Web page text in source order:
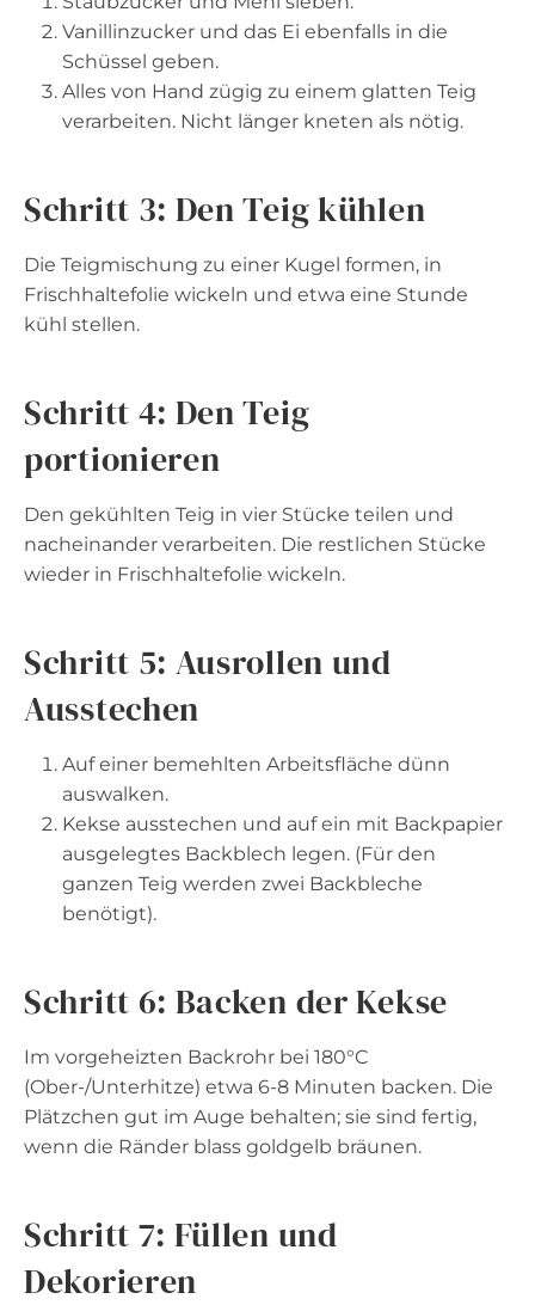
Vanillinzucker und das Ei ebenfalls in die
Schüssel geben.
Alles von Hand zügig zu einem glatten Teig
verarbeiten. Nicht länger kneten als nötig.
Schritt 3: Den Teig kühlen
Die Teigmischung zu einer Kugel formen, in
Frischhaltefolie wickeln und etwa eine Stunde
kühl stellen.
Schritt 4: Den Teig
portionieren
Den gekühlten Teig in vier Stücke teilen und
nacheinander verarbeiten. Die restlichen Stücke
wieder in Frischhaltefolie wickeln.
Schritt 5: Ausrollen und
Ausstechen
Auf einer bemehlten Arbeitsfläche dünn
auswalken.
Kekse ausstechen und auf ein mit Backpapier
ausgelegtes Backblech legen. (Für den
ganzen Teig werden zwei Backbleche
benötigt).
Schritt 6: Backen der Kekse
Im vorgeheizten Backrohr bei 180°C
(Ober-/Unterhitze) etwa 6-8 Minuten backen. Die
Plätzchen gut im Auge behalten; sie sind fertig,
wenn die Ränder blass goldgelb bräunen.
Schritt 7: Füllen und
Dekorieren